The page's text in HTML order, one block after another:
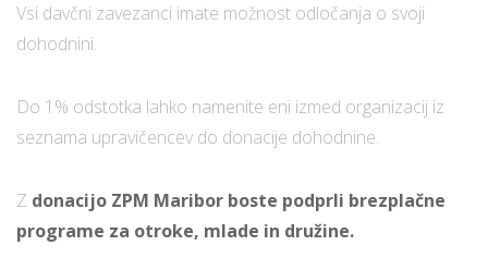
Vsi davčni zavezanci imate možnost odločanja o svoji
dohodnini.
Do 1% odstotka lahko namenite eni izmed organizacij iz
seznama upravičencev do donacije dohodnine.
Z donacijo ZPM Maribor boste podprli brezplačne
programe za otroke, mlade in družine.